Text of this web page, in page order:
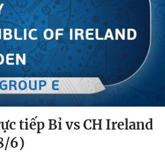
tiếp Bỉ vs CH Ireland
6)